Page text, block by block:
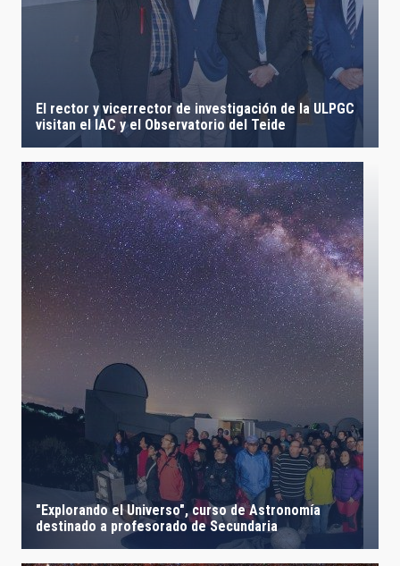
El rector y vicerrector de investigación de la ULPGC
visitan el IAC y el Observatorio del Teide
"Explorando el Universo", curso de Astronomía
destinado a profesorado de Secundaria